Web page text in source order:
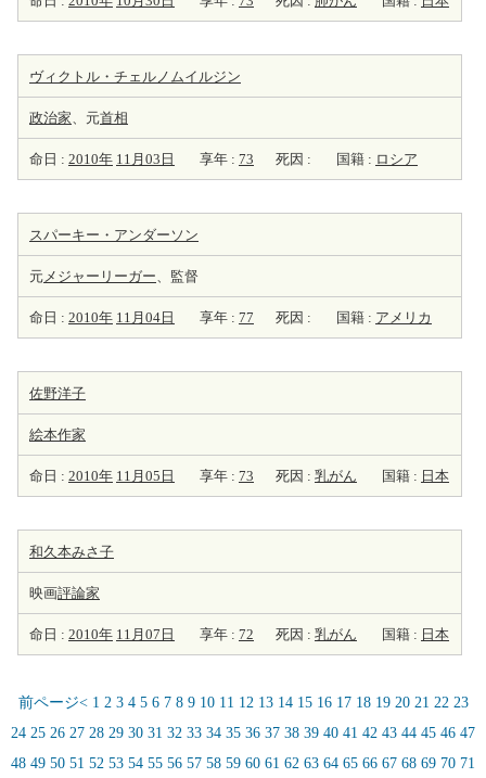
ヴィクトル・チェルノムイルジン
政治家、元首相
命日 : 2010年 11月03日 享年 : 73 死因 : 国籍 : ロシア
スパーキー・アンダーソン
元メジャーリーガー、監督
命日 : 2010年 11月04日 享年 : 77 死因 : 国籍 : アメリカ
佐野洋子
絵本作家
命日 : 2010年 11月05日 享年 : 73 死因 : 乳がん 国籍 : 日本
和久本みさ子
映画評論家
命日 : 2010年 11月07日 享年 : 72 死因 : 乳がん 国籍 : 日本
前ページ< 1 2 3 4 5 6 7 8 9 10 11 12 13 14 15 16 17 18 19 20 21 22 23
24 25 26 27 28 29 30 31 32 33 34 35 36 37 38 39 40 41 42 43 44 45 46 47
48 49 50 51 52 53 54 55 56 57 58 59 60 61 62 63 64 65 66 67 68 69 70 71